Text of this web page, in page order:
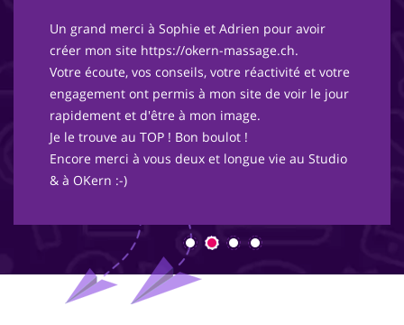
Un grand merci à Sophie et Adrien pour avoir
créer mon site https://okern-massage.ch.
Votre écoute, vos conseils, votre réactivité et votre
engagement ont permis à mon site de voir le jour
rapidement et d'être à mon image.
Je le trouve au TOP ! Bon boulot !
Encore merci à vous deux et longue vie au Studio
& à OKern :-)